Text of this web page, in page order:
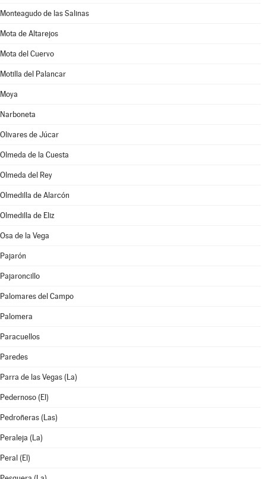
Monteagudo de las Salinas
Mota de Altarejos
Mota del Cuervo
Motilla del Palancar
Moya
Narboneta
Olivares de Júcar
Olmeda de la Cuesta
Olmeda del Rey
Olmedilla de Alarcón
Olmedilla de Eliz
Osa de la Vega
Pajarón
Pajaroncillo
Palomares del Campo
Palomera
Paracuellos
Paredes
Parra de las Vegas (La)
Pedernoso (El)
Pedroñeras (Las)
Peraleja (La)
Peral (El)